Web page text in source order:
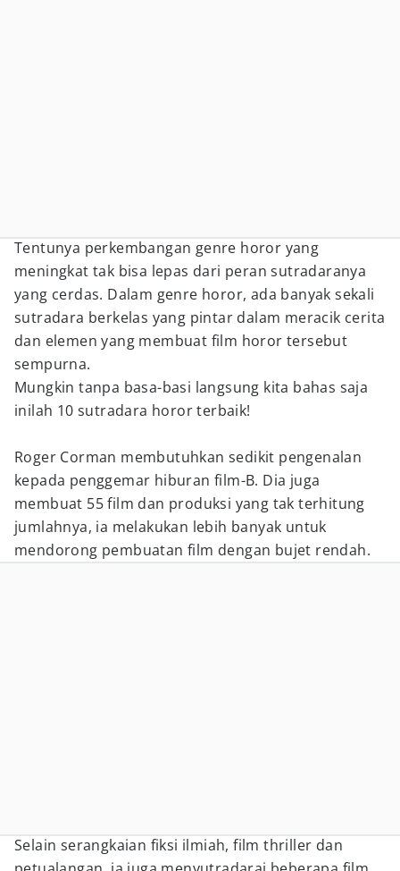
Tentunya perkembangan genre horor yang
meningkat tak bisa lepas dari peran sutradaranya
yang cerdas. Dalam genre horor, ada banyak sekali
sutradara berkelas yang pintar dalam meracik cerita
dan elemen yang membuat film horor tersebut
sempurna.
Mungkin tanpa basa-basi langsung kita bahas saja
inilah 10 sutradara horor terbaik!
Roger Corman membutuhkan sedikit pengenalan
kepada penggemar hiburan film-B. Dia juga
membuat 55 film dan produksi yang tak terhitung
jumlahnya, ia melakukan lebih banyak untuk
mendorong pembuatan film dengan bujet rendah.
Selain serangkaian fiksi ilmiah, film thriller dan